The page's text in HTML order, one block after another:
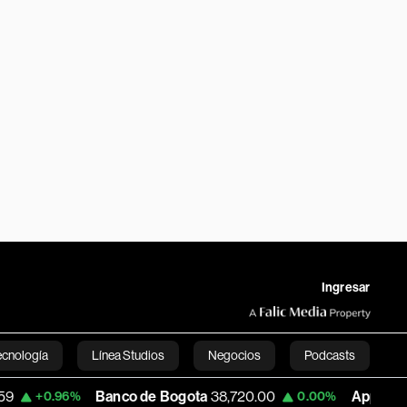
Ingresar
Línea Studios Negocios Podcasts
English
Banco de Bogota 38,720.00 0.00% Apple 307.79